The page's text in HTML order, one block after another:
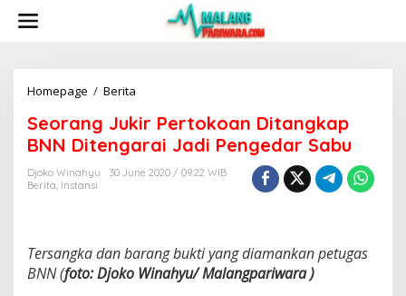
Homepage / Berita
o
r
a
n
i
r
Seorang Jukir Pertokoan Ditangkap
BNN Ditengarai Jadi Pengedar Sabu
Djoko Winahyu
30 June 2020 / 09:22 WIB
Berita, Instansi
Tersangka dan barang bukti yang diamankan petugas
BNN (foto: Djoko Winahyu/ Malangpariwara )